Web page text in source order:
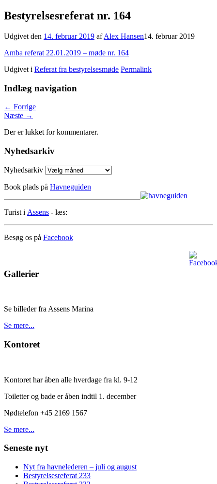
Bestyrelsesreferat nr. 164
Udgivet den 14. februar 2019 afAlex Hansen14. februar 2019
Amba referat 22.01.2019 – møde nr. 164
Udgivet i Referat fra bestyrelsesmøde Permalink
Indlæg navigation
← Forrige
Næste →
Der er lukket for kommentarer.
Nyhedsarkiv
Nyhedsarkiv
Book plads på Havneguiden
Turist i Assens - læs:
Besøg os på Facebook
Gallerier
Se billeder fra Assens Marina
Se mere...
Kontoret
Kontoret har åben alle hverdage fra kl. 9-12
Toiletter og bade er åben indtil 1. december
Nødtelefon +45 2169 1567
Se mere...
Seneste nyt
Nyt fra havnelederen – juli og august
Bestyrelsesreferat 233